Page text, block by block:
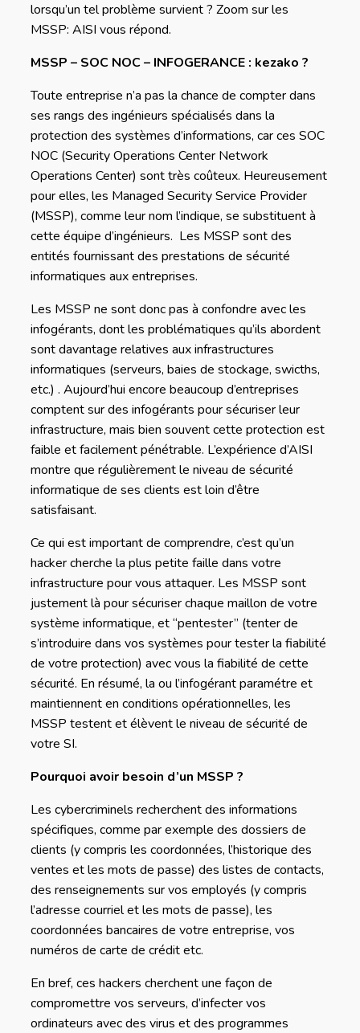
lorsqu’un tel problème survient ? Zoom sur les
MSSP: AISI vous répond.
MSSP – SOC NOC – INFOGERANCE : kezako ?
Toute entreprise n’a pas la chance de compter dans
ses rangs des ingénieurs spécialisés dans la
protection des systèmes d’informations, car ces SOC
NOC (Security Operations Center Network
Operations Center) sont très coûteux. Heureusement
pour elles, les Managed Security Service Provider
(MSSP), comme leur nom l’indique, se substituent à
cette équipe d’ingénieurs. Les MSSP sont des
entités fournissant des prestations de sécurité
informatiques aux entreprises.
Les MSSP ne sont donc pas à confondre avec les
infogérants, dont les problématiques qu’ils abordent
sont davantage relatives aux infrastructures
informatiques (serveurs, baies de stockage, swicths,
etc.) . Aujourd’hui encore beaucoup d’entreprises
comptent sur des infogérants pour sécuriser leur
infrastructure, mais bien souvent cette protection est
faible et facilement pénétrable. L’expérience d’AISI
montre que régulièrement le niveau de sécurité
informatique de ses clients est loin d’être
satisfaisant.
Ce qui est important de comprendre, c’est qu’un
hacker cherche la plus petite faille dans votre
infrastructure pour vous attaquer. Les MSSP sont
justement là pour sécuriser chaque maillon de votre
système informatique, et “pentester” (tenter de
s’introduire dans vos systèmes pour tester la fiabilité
de votre protection) avec vous la fiabilité de cette
sécurité. En résumé, la ou l’infogérant paramétre et
maintiennent en conditions opérationnelles, les
MSSP testent et élèvent le niveau de sécurité de
votre SI.
Pourquoi avoir besoin d’un MSSP ?
Les cybercriminels recherchent des informations
spécifiques, comme par exemple des dossiers de
clients (y compris les coordonnées, l’historique des
ventes et les mots de passe) des listes de contacts,
des renseignements sur vos employés (y compris
l’adresse courriel et les mots de passe), les
coordonnées bancaires de votre entreprise, vos
numéros de carte de crédit etc.
En bref, ces hackers cherchent une façon de
compromettre vos serveurs, d’infecter vos
ordinateurs avec des virus et des programmes